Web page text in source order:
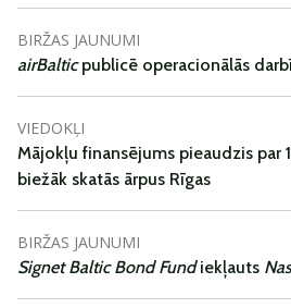
BIRŽAS JAUNUMI
airBalticpublicē operacionālās
VIEDOKĻI
Mājokļu finansējums pieaudzis par
biežāk skatās ārpus Rīgas
BIRŽAS JAUNUMI
Signet Baltic Bond Fundiekļauts